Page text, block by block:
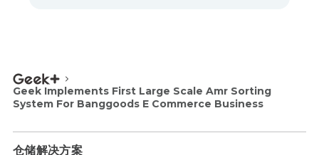
Geek Implements First Large Scale Amr Sorting
System For Banggoods E Commerce Business
仓储解决方案